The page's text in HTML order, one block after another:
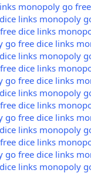
monopoly go
links monopoly
dice links
go free dice links
links monopoly
dice links
go free dice links
links monopoly
dice links
go free dice links
links monopoly
dice links
go free dice links
links monopoly